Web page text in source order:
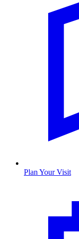
Plan Your Visit